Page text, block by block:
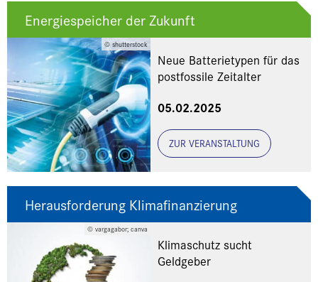
© shutterstock
Energiespeicher der Zukunft
Neue Batterietypen für das
postfossile Zeitalter
05.02.2025
ZUR VERANSTALTUNG
© vargagabor; canva
Herausforderung Klimafinanzierung
Klimaschutz sucht
Geldgeber